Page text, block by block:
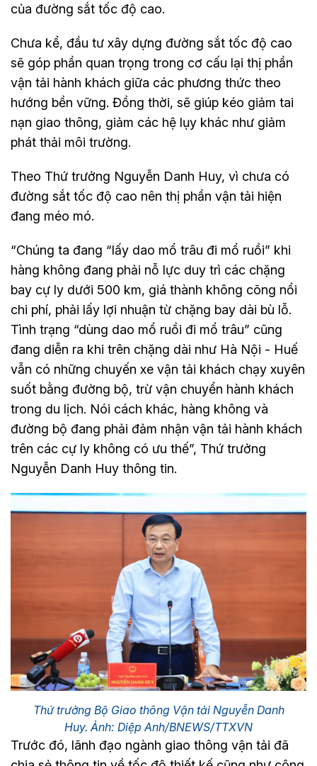
của đường sắt tốc độ cao.
Chưa kể, đầu tư xây dựng đường sắt tốc độ cao
sẽ góp phần quan trọng trong cơ cấu lại thị phần
vận tải hành khách giữa các phương thức theo
hướng bền vững. Đồng thời, sẽ giúp kéo giảm tai
nạn giao thông, giảm các hệ lụy khác như giảm
phát thải môi trường.
Theo Thứ trưởng Nguyễn Danh Huy, vì chưa có
đường sắt tốc độ cao nên thị phần vận tải hiện
đang méo mó.
“Chúng ta đang “lấy dao mổ trâu đi mổ ruồi” khi
hàng không đang phải nỗ lực duy trì các chặng
bay cự ly dưới 500 km, giá thành không cõng nổi
chi phí, phải lấy lợi nhuận từ chặng bay dài bù lỗ.
Tình trạng “dùng dao mổ ruồi đi mổ trâu” cũng
đang diễn ra khi trên chặng dài như Hà Nội - Huế
vẫn có những chuyến xe vận tải khách chạy xuyên
suốt bằng đường bộ, trừ vận chuyển hành khách
trong du lịch. Nói cách khác, hàng không và
đường bộ đang phải đảm nhận vận tải hành khách
trên các cự ly không có ưu thế”, Thứ trưởng
Nguyễn Danh Huy thông tin.
Thứ trưởng Bộ Giao thông Vận tải Nguyễn Danh
Huy. Ảnh: Diệp Anh/BNEWS/TTXVN
Trước đó, lãnh đạo ngành giao thông vận tải đã